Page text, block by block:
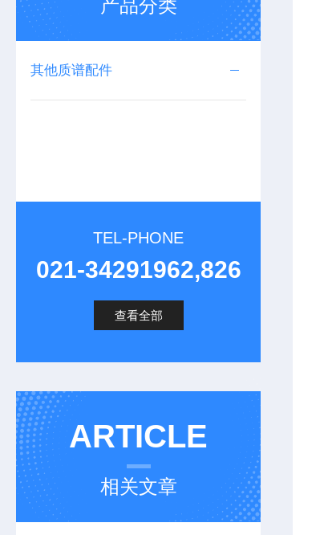
产品分类
其他质谱配件
TEL-PHONE
021-34291962,826
查看全部
ARTICLE
相关文章